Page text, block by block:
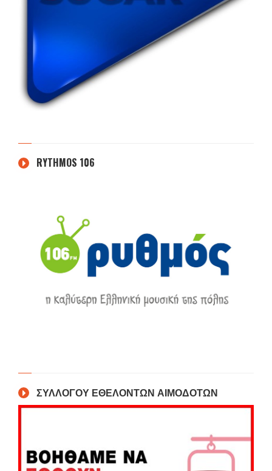
RYTHMOS 106
ΣΥΛΛΟΓΟΥ ΕΘΕΛΟΝΤΩΝ ΑΙΜΟΔΟΤΩΝ